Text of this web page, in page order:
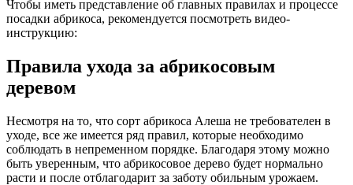
Чтобы иметь представление об главных правилах и процессе
посадки абрикоса, рекомендуется посмотреть видео-
инструкцию:
Правила ухода за абрикосовым
деревом
Несмотря на то, что сорт абрикоса Алеша не требователен в
уходе, все же имеется ряд правил, которые необходимо
соблюдать в непременном порядке. Благодаря этому можно
быть уверенным, что абрикосовое дерево будет нормально
расти и после отблагодарит за заботу обильным урожаем.